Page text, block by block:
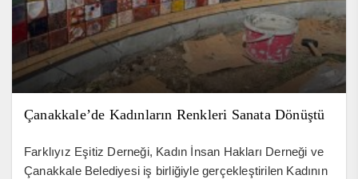
Çanakkale’de Kadınların Renkleri Sanata Dönüştü
Farklıyız Eşitiz Derneği, Kadın İnsan Hakları Derneği ve
Çanakkale Belediyesi iş birliğiyle gerçekleştirilen Kadının